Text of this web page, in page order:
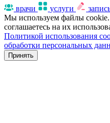
врачи услуги
Мы используем файлы cookie.
соглашаетесь на их
Политикой использования
обработки персональных
Принять